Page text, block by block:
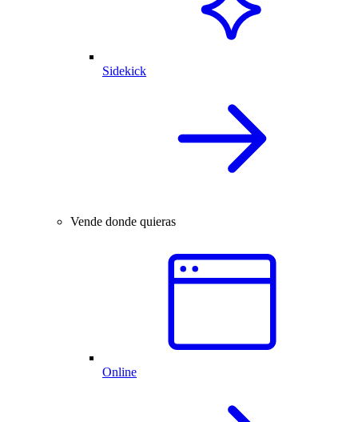
Sidekick
Vende donde quieras
Online